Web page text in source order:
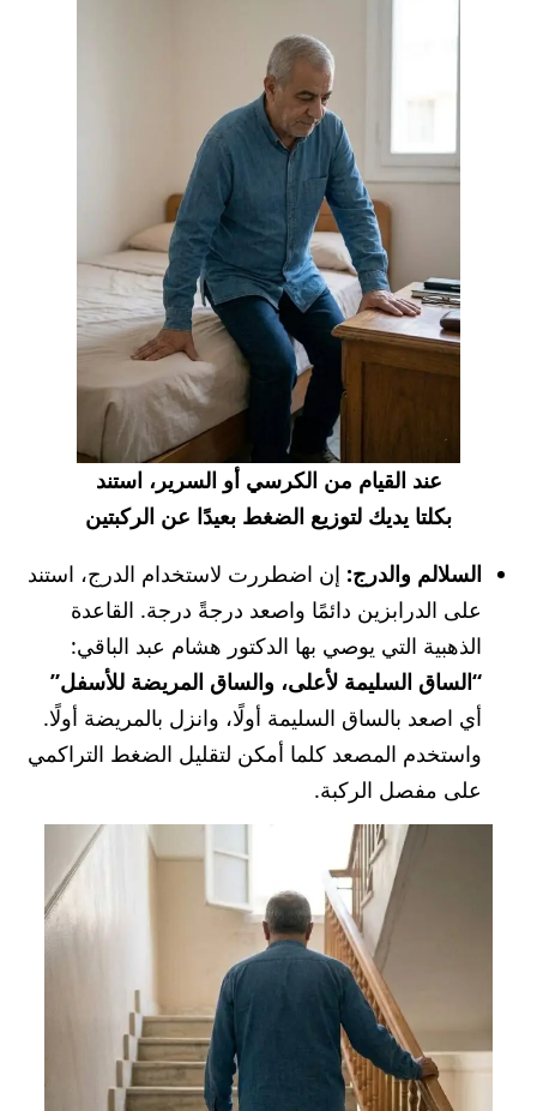
عند القيام من الكرسي أو السرير، استند
بكلتا يديك لتوزيع الضغط بعيدًا عن الركبتين
السلالم والدرج: إن اضطررت لاستخدام الدرج، استند
على الدرابزين دائمًا واصعد درجةً درجة. القاعدة
الذهبية التي يوصي بها الدكتور هشام عبد الباقي:
“الساق السليمة لأعلى، والساق المريضة للأسفل”
أي اصعد بالساق السليمة أولًا، وانزل بالمريضة أولًا.
واستخدم المصعد كلما أمكن لتقليل الضغط التراكمي
على مفصل الركبة.